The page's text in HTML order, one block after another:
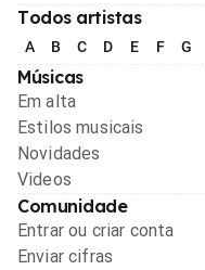
Todos artistas
A B C D E F G
Músicas
Em alta
Estilos musicais
Novidades
Videos
Comunidade
Entrar ou criar conta
Enviar cifras